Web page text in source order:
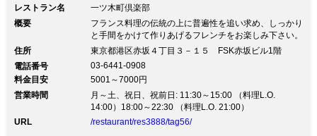
用) ￥4,950 21cm(8-10名様用) ￥6,600
ご希望のお客様はご予約の際「ご要望・
コメント」へホールケーキのサイズと20
文字以内でメッセージをお願い致しま
す。 ～おすすめシーン～ 女子会、いつ
ものデートなど
レストラン名
一ツ木町倶楽部
概要
フランス料理の伝統の上に普遍性を追い求め、しっかり
と手間をかけて作りあげるフレンチをお楽しみ下さい。
住所
東京都港区赤坂４丁目３－１５ FSK赤坂ビル1階
電話番号
03-6441-0908
料金目安
5001～7000円
営業時間
月～土、祝日、祝前日: 11:30～15:00 （料理L.O.
14:00）18:00～22:30 （料理L.O. 21:00）
URL
/restaurant/res3888/tag56/